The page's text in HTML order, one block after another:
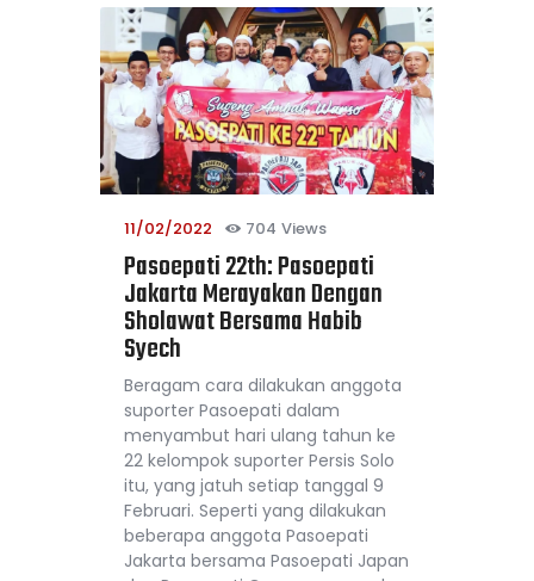
11/02/2022 704 Views
Pasoepati 22th: Pasoepati
Jakarta Merayakan Dengan
Sholawat Bersama Habib
Syech
Beragam cara dilakukan anggota
suporter Pasoepati dalam
menyambut hari ulang tahun ke
22 kelompok suporter Persis Solo
itu, yang jatuh setiap tanggal 9
Februari. Seperti yang dilakukan
beberapa anggota Pasoepati
Jakarta bersama Pasoepati Japan